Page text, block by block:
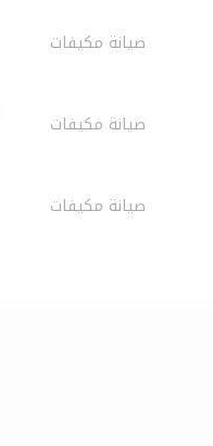
صيانة مكيفات
صيانة مكيفات
صيانة مكيفات